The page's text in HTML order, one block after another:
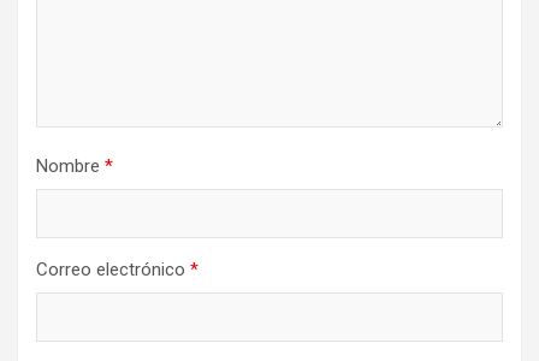
Nombre *
Correo electrónico *